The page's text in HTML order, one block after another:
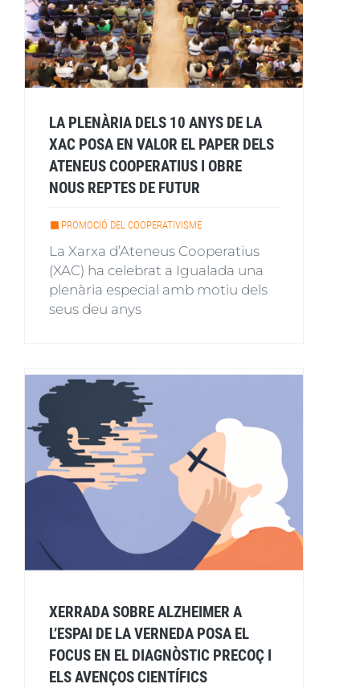
LA PLENÀRIA DELS 10 ANYS DE LA
XAC POSA EN VALOR EL PAPER DELS
ATENEUS COOPERATIUS I OBRE
NOUS REPTES DE FUTUR
PROMOCIÓ DEL COOPERATIVISME
La Xarxa d’Ateneus Cooperatius
(XAC) ha celebrat a Igualada una
plenària especial amb motiu dels
seus deu anys
XERRADA SOBRE ALZHEIMER A
L’ESPAI DE LA VERNEDA POSA EL
FOCUS EN EL DIAGNÒSTIC PRECOÇ I
ELS AVENÇOS CIENTÍFICS